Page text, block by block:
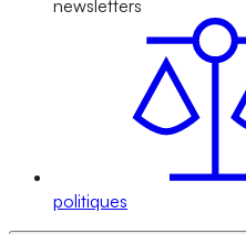
newsletters
politiques